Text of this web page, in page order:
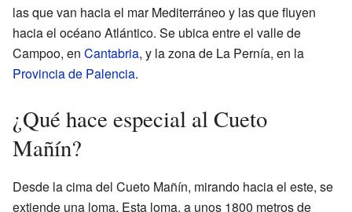
las que van hacia el mar Mediterráneo y las que fluyen
hacia el océano Atlántico. Se ubica entre el valle de
Campoo, en Cantabria, y la zona de La Pernía, en la
Provincia de Palencia.
¿Qué hace especial al Cueto
Mañín?
Desde la cima del Cueto Mañín, mirando hacia el este, se
extiende una loma. Esta loma, a unos 1800 metros de